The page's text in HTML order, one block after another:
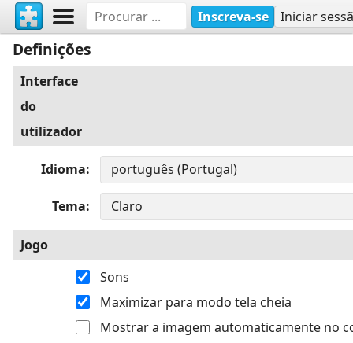
Inscreva-se Iniciar
Definições
Interface
do
utilizador
Idioma
Tema
Jogo
Sons
Maximizar para modo tela cheia
Mostrar a imagem automaticamente no